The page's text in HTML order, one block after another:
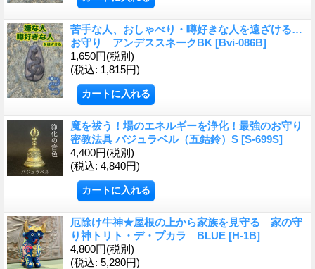
苦手な人、おしゃべり・噂好きな人を遠ざける…
お守り アンデススネークBK [Bvi-086B]
1,650円(税別)
(税込: 1,815円)
魔を祓う！場のエネルギーを浄化！最強のお守り
密教法具 バジュラベル（五鈷鈴）S [S-699S]
4,400円(税別)
(税込: 4,840円)
厄除け牛神★屋根の上から家族を見守る 家の守
り神トリト・デ・プカラ BLUE [H-1B]
4,800円(税別)
(税込: 5,280円)